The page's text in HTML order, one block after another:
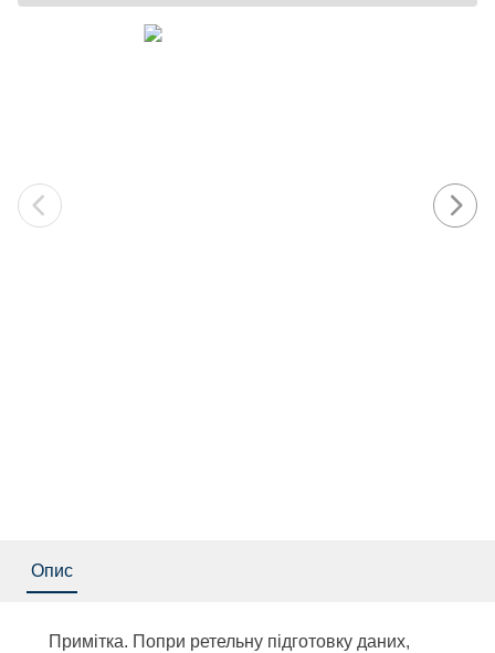
Опис
Примітка. Попри ретельну підготовку даних,